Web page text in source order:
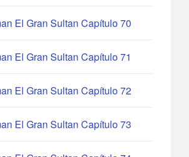
El Gran Sultan Capítulo 70
El Gran Sultan Capítulo 71
El Gran Sultan Capítulo 72
El Gran Sultan Capítulo 73